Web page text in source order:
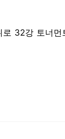
로 32강 토너먼